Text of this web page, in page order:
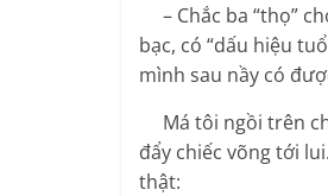
– Chắc ba “thọ”
bạc, có “dấu hiệu
mình sau nầy có
Má tôi ngồi trên
đẩy chiếc võng tới
thật: